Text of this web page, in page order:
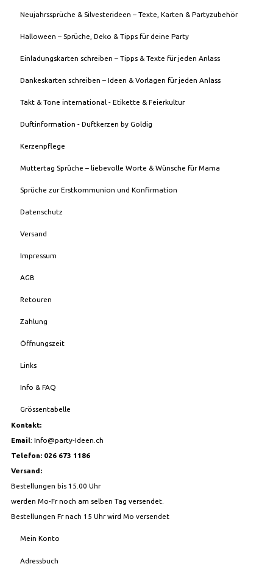
Neujahrssprüche & Silvesterideen – Texte, Karten & Partyzubehör
Halloween – Sprüche, Deko & Tipps für deine Party
Einladungskarten schreiben – Tipps & Texte für jeden Anlass
Dankeskarten schreiben – Ideen & Vorlagen für jeden Anlass
Takt & Tone international - Etikette & Feierkultur
Duftinformation - Duftkerzen by Goldig
Kerzenpflege
Muttertag Sprüche – liebevolle Worte & Wünsche für Mama
Sprüche zur Erstkommunion und Konfirmation
Datenschutz
Versand
Impressum
AGB
Retouren
Zahlung
Öffnungszeit
Links
Info & FAQ
Grössentabelle
Kontakt:
Email: Info@party-Ideen.ch
Telefon: 026 673 1186
Versand:
Bestellungen bis 15.00 Uhr
werden Mo-Fr noch am selben Tag versendet.
Bestellungen Fr nach 15 Uhr wird Mo versendet
Mein Konto
Adressbuch